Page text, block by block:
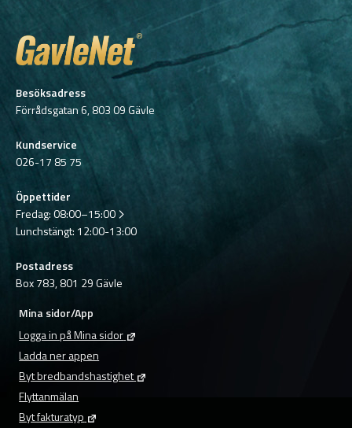
Besöksadress
Förrådsgatan 6, 803 09 Gävle
Kundservice
026-17 85 75
Öppettider
Fredag:08:00–15:00
Lunchstängt: 12:00-13:00
Postadress
Box 783, 801 29 Gävle
Mina sidor/App
Logga in på Mina sidor
Ladda ner appen
Byt bredbandshastighet
Flyttanmälan
Byt fakturatyp